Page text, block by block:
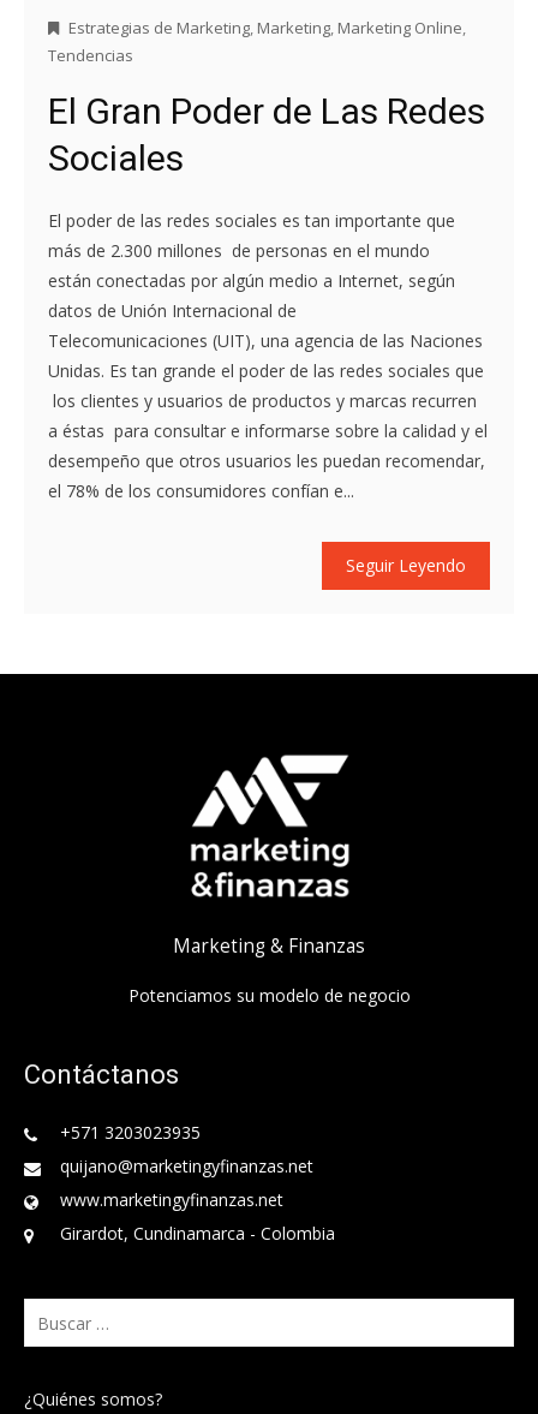
Estrategias de Marketing, Marketing, Marketing Online,
Tendencias
El Gran Poder de Las Redes
Sociales
El poder de las redes sociales es tan importante que
más de 2.300 millones de personas en el mundo
están conectadas por algún medio a Internet, según
datos de Unión Internacional de
Telecomunicaciones (UIT), una agencia de las Naciones
Unidas. Es tan grande el poder de las redes sociales que
los clientes y usuarios de productos y marcas recurren
a éstas para consultar e informarse sobre la calidad y el
desempeño que otros usuarios les puedan recomendar,
el 78% de los consumidores confían e...
Seguir Leyendo
Marketing & Finanzas
Potenciamos su modelo de negocio
Contáctanos
+571 3203023935
quijano@marketingyfinanzas.net
www.marketingyfinanzas.net
Girardot, Cundinamarca - Colombia
Buscar:
¿Quiénes somos?